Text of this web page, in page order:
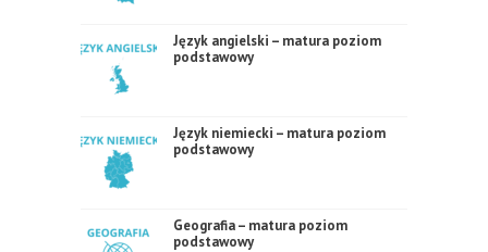
Język angielski – matura poziom
podstawowy
Język niemiecki – matura poziom
podstawowy
Geografia – matura poziom
podstawowy